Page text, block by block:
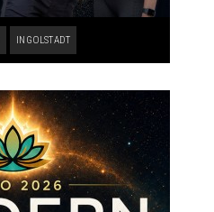
INGOLSTADT